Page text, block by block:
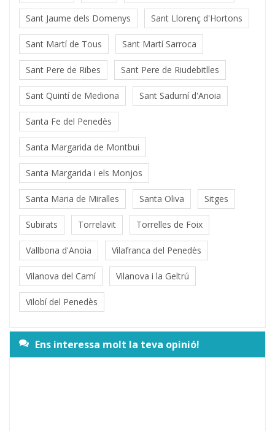
Sant Jaume dels Domenys Sant Llorenç d'Hortons
Sant Martí de Tous Sant Martí Sarroca
Sant Pere de Ribes Sant Pere de Riudebitlles
Sant Quintí de Mediona Sant Sadurní d'Anoia
Santa Fe del Penedès
Santa Margarida de Montbui
Santa Margarida i els Monjos
Santa Maria de Miralles Santa Oliva Sitges
Subirats Torrelavit Torrelles de Foix
Vallbona d'Anoia Vilafranca del Penedès
Vilanova del Camí Vilanova i la Geltrú
Vilobí del Penedès
Ens interessa molt la teva opinió!